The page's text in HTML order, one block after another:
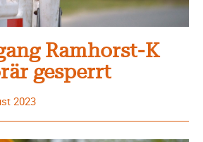
Ramhorst-K
gesperrt
2023